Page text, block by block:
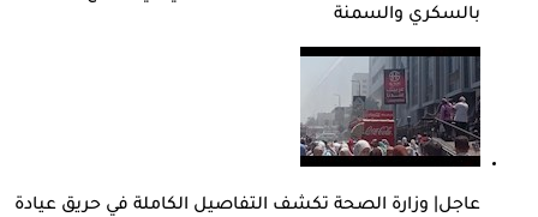
بالسكري والسمنة
عاجل| وزارة الصحة تكشف التفاصيل الكاملة في حريق عيادة